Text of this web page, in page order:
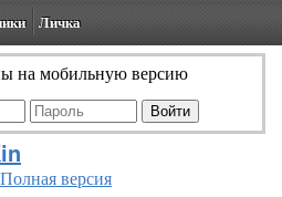
Личка
на мобильную версию
Полная версия